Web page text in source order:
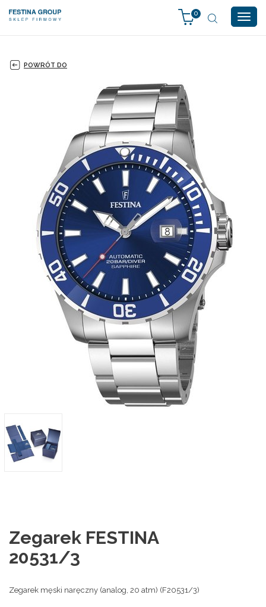
0
POWRÓT DO
Zegarek FESTINA
20531/3
Zegarek męski naręczny (analog, 20 atm) (F20531/3)